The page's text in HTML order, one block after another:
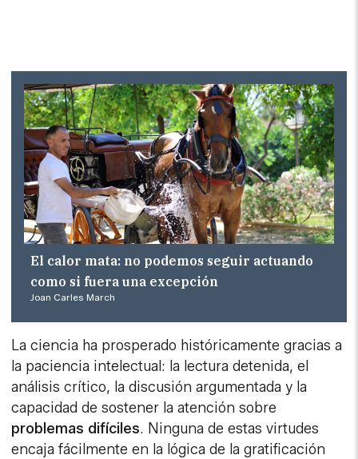
El calor mata: no podemos seguir actuando
como si fuera una excepción
Joan Carles March
La ciencia ha prosperado históricamente gracias a
la paciencia intelectual: la lectura detenida, el
análisis crítico, la discusión argumentada y la
capacidad de sostener la atención sobre
problemas difíciles. Ninguna de estas virtudes
encaja fácilmente en la lógica de la gratificación